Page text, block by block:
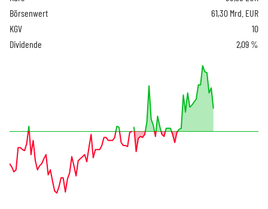
Börsenwert
61,30 Mrd. EUR
KGV
10
Dividende
2,09 %